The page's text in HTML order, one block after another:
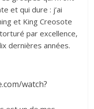
et qui dure : j’ai
et King Creosote
par excellence,
dernières années.
watch?